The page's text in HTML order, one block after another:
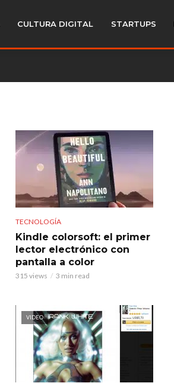
CULTURA DIGITAL STARTUPS
TECNOLOGÍA
Kindle colorsoft: el primer
lector electrónico con
pantalla a color
315 views 3 min read
VIDEO